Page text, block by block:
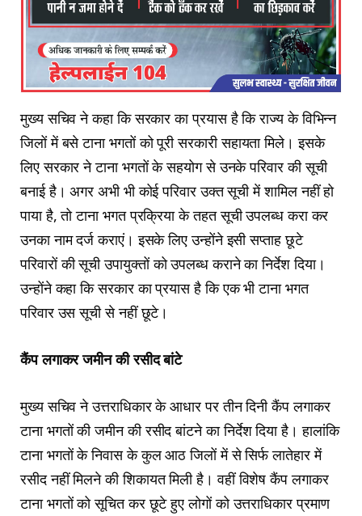
मुख्य सचिव ने कहा कि सरकार का प्रयास है कि राज्य के विभिन्न
जिलों में बसे टाना भगतों को पूरी सरकारी सहायता मिले। इसके
लिए सरकार ने टाना भगतों के सहयोग से उनके परिवार की सूची
बनाई है। अगर अभी भी कोई परिवार उक्त सूची में शामिल नहीं हो
पाया है, तो टाना भगत प्रक्रिया के तहत सूची उपलब्ध करा कर
उनका नाम दर्ज कराएं। इसके लिए उन्होंने इसी सप्ताह छूटे
परिवारों की सूची उपायुक्तों को उपलब्ध कराने का निर्देश दिया।
उन्होंने कहा कि सरकार का प्रयास है कि एक भी टाना भगत
परिवार उस सूची से नहीं छूटे।
कैंप लगाकर जमीन की रसीद बांटे
मुख्य सचिव ने उत्तराधिकार के आधार पर तीन दिनी कैंप लगाकर
टाना भगतों की जमीन की रसीद बांटने का निर्देश दिया है। हालांकि
टाना भगतों के निवास के कुल आठ जिलों में से सिर्फ लातेहार में
रसीद नहीं मिलने की शिकायत मिली है। वहीं विशेष कैंप लगाकर
टाना भगतों को सूचित कर छूटे हुए लोगों को उत्तराधिकार प्रमाण